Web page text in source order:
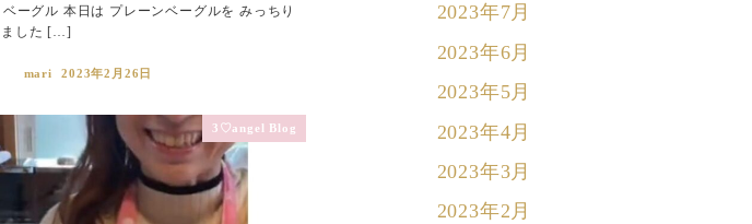
ーグル 本日は プレーンベーグルを みっちり
ました […]
mari 2023年2月26日
3♡angel Blog
2023年7月
2023年6月
2023年5月
2023年4月
2023年3月
2023年2月